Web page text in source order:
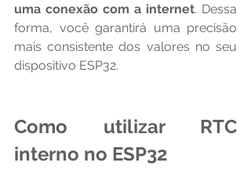
uma conexão com a internet. Dessa
forma, você garantirá uma precisão
mais consistente dos valores no seu
dispositivo ESP32.
Como utilizar RTC
interno no ESP32